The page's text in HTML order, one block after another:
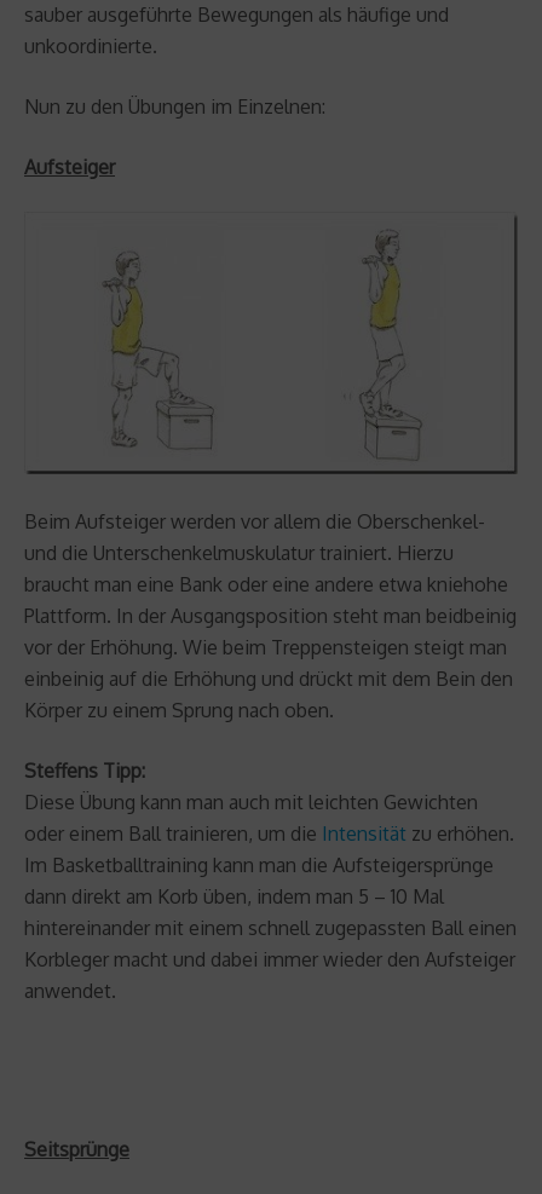
sauber ausgeführte Bewegungen als häufige und
unkoordinierte.
Nun zu den Übungen im Einzelnen:
Aufsteiger
Beim Aufsteiger werden vor allem die Oberschenkel-
und die Unterschenkelmuskulatur trainiert. Hierzu
braucht man eine Bank oder eine andere etwa kniehohe
Plattform. In der Ausgangsposition steht man beidbeinig
vor der Erhöhung. Wie beim Treppensteigen steigt man
einbeinig auf die Erhöhung und drückt mit dem Bein den
Körper zu einem Sprung nach oben.
Steffens Tipp:
Diese Übung kann man auch mit leichten Gewichten
oder einem Ball trainieren, um die Intensität zu erhöhen.
Im Basketballtraining kann man die Aufsteigersprünge
dann direkt am Korb üben, indem man 5 – 10 Mal
hintereinander mit einem schnell zugepassten Ball einen
Korbleger macht und dabei immer wieder den Aufsteiger
anwendet.
Seitsprünge